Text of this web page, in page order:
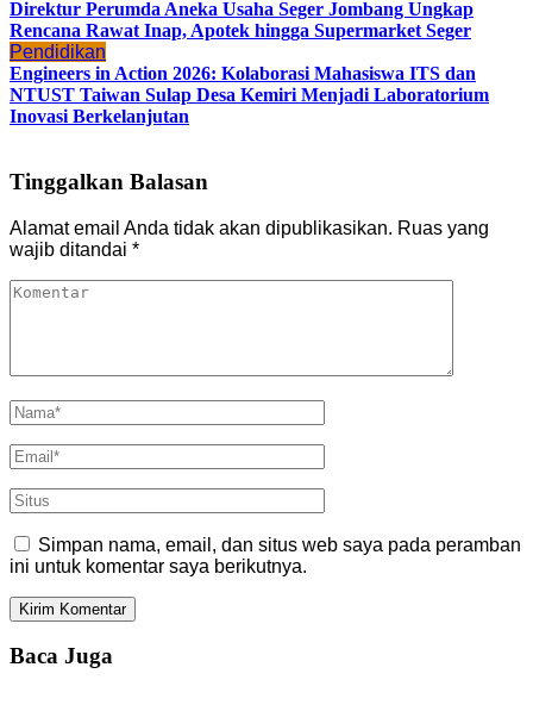
Direktur Perumda Aneka Usaha Seger Jombang Ungkap
Rencana Rawat Inap, Apotek hingga Supermarket Seger
Pendidikan
Engineers in Action 2026: Kolaborasi Mahasiswa ITS dan
NTUST Taiwan Sulap Desa Kemiri Menjadi Laboratorium
Inovasi Berkelanjutan
Tinggalkan Balasan
Alamat email Anda tidak akan dipublikasikan. Ruas yang
wajib ditandai *
Simpan nama, email, dan situs web saya pada peramban
ini untuk komentar saya berikutnya.
Baca Juga